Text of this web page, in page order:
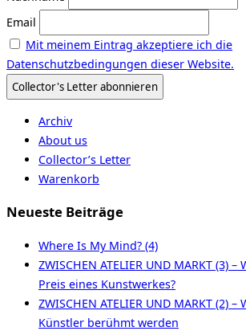
Email
Mit meinem Eintrag akzeptiere ich die
Datenschutzbedingungen dieser Website.
Archiv
About us
Collector’s Letter
Warenkorb
Neueste Beiträge
Where Is My Mind? (4)
ZWISCHEN ATELIER UND MARKT (3)
Preis eines Kunstwerkes?
ZWISCHEN ATELIER UND MARKT (2)
Künstler berühmt werden